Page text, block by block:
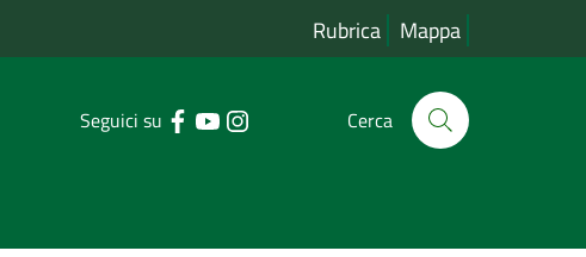
Rubrica Mappa
Seguici su Cerca